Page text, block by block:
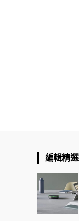
編輯精選